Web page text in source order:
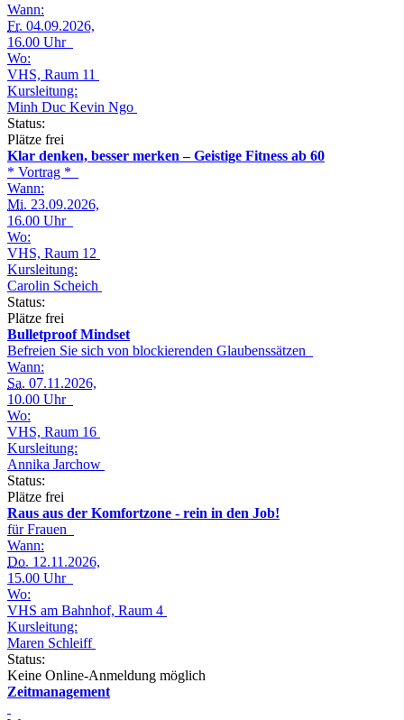
Wann:
Fr. 04.09.2026,
16.00 Uhr
Wo:
VHS, Raum 11
Kursleitung:
Minh Duc Kevin Ngo
Status:
Plätze frei
Klar denken, besser merken – Geistige Fitness ab 60
* Vortrag *
Wann:
Mi. 23.09.2026,
16.00 Uhr
Wo:
VHS, Raum 12
Kursleitung:
Carolin Scheich
Status:
Plätze frei
Bulletproof Mindset
Befreien Sie sich von blockierenden Glaubenssätzen
Wann:
Sa. 07.11.2026,
10.00 Uhr
Wo:
VHS, Raum 16
Kursleitung:
Annika Jarchow
Status:
Plätze frei
Raus aus der Komfortzone - rein in den Job!
für Frauen
Wann:
Do. 12.11.2026,
15.00 Uhr
Wo:
VHS am Bahnhof, Raum 4
Kursleitung:
Maren Schleiff
Status:
Keine Online-Anmeldung möglich
Zeitmanagement